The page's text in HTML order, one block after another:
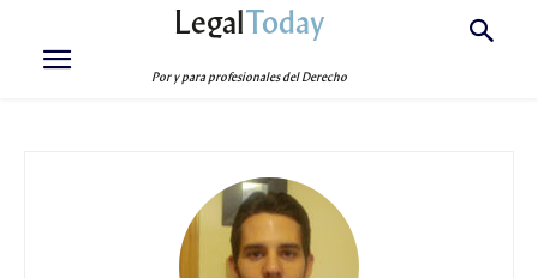
LegalToday
Por y para profesionales del Derecho